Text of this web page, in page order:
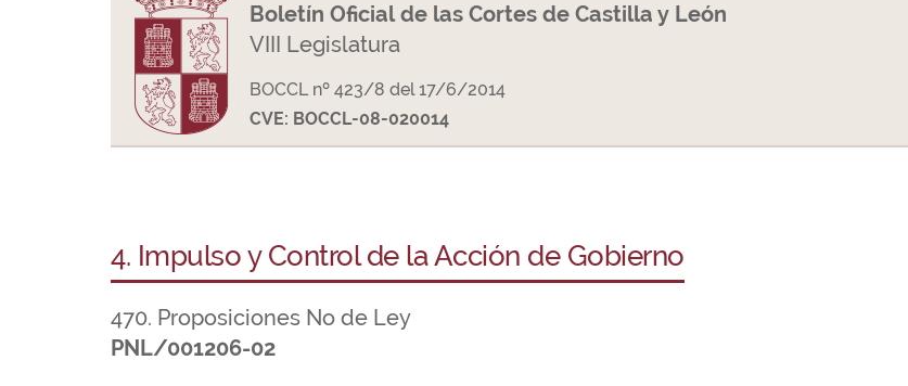
Boletín Oficial de las Cortes de Castilla y León
VIII Legislatura
BOCCL nº 423/8 del 17/6/2014
CVE: BOCCL-08-020014
4. Impulso y Control de la Acción de Gobierno
470. Proposiciones No de Ley
PNL/001206-02